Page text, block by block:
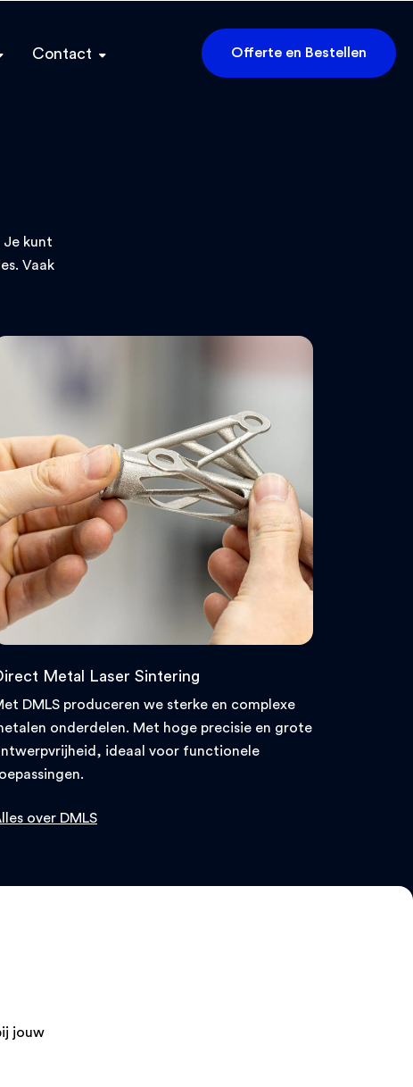
Contact Offerte en Bestellen
Je kunt
Vaak
Metal Laser Sintering
DMLS produceren we sterke en complexe
onderdelen. Met hoge precisie en grote
ideaal voor functionele
over DMLS
jouw